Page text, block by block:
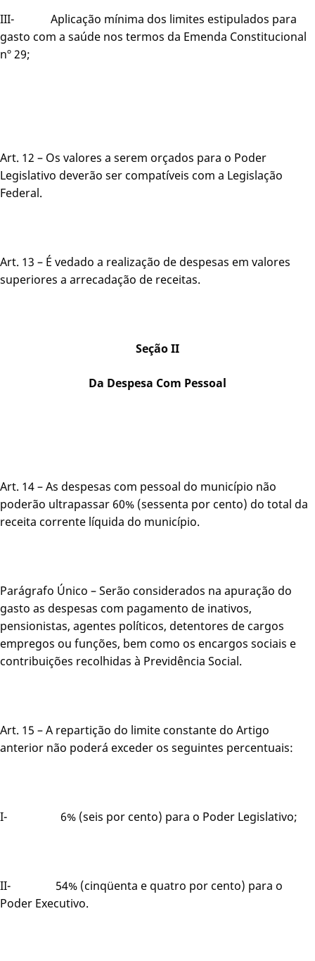
III- Aplicação mínima dos limites estipulados para
gasto com a saúde nos termos da Emenda Constitucional
nº 29;
Art. 12 – Os valores a serem orçados para o Poder
Legislativo deverão ser compatíveis com a Legislação
Federal.
Art. 13 – É vedado a realização de despesas em valores
superiores a arrecadação de receitas.
Seção II
Da Despesa Com Pessoal
Art. 14 – As despesas com pessoal do município não
poderão ultrapassar 60% (sessenta por cento) do total da
receita corrente líquida do município.
Parágrafo Único – Serão considerados na apuração do
gasto as despesas com pagamento de inativos,
pensionistas, agentes políticos, detentores de cargos
empregos ou funções, bem como os encargos sociais e
contribuições recolhidas à Previdência Social.
Art. 15 – A repartição do limite constante do Artigo
anterior não poderá exceder os seguintes percentuais:
I- 6% (seis por cento) para o Poder Legislativo;
II- 54% (cinqüenta e quatro por cento) para o
Poder Executivo.